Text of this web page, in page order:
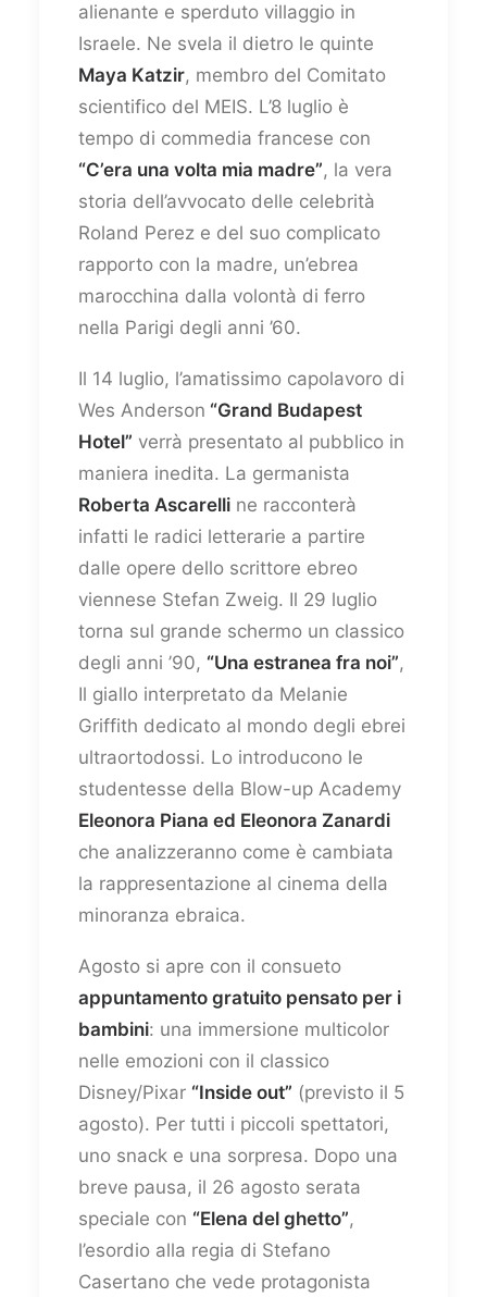
alienante e sperduto villaggio in
Israele. Ne svela il dietro le quinte
Maya Katzir, membro del Comitato
scientifico del MEIS. L’8 luglio è
tempo di commedia francese con
“C’era una volta mia madre”, la vera
storia dell’avvocato delle celebrità
Roland Perez e del suo complicato
rapporto con la madre, un’ebrea
marocchina dalla volontà di ferro
nella Parigi degli anni ’60.
Il 14 luglio, l’amatissimo capolavoro di
Wes Anderson “Grand Budapest
Hotel” verrà presentato al pubblico in
maniera inedita. La germanista
Roberta Ascarelli ne racconterà
infatti le radici letterarie a partire
dalle opere dello scrittore ebreo
viennese Stefan Zweig. Il 29 luglio
torna sul grande schermo un classico
degli anni ’90, “Una estranea fra noi”,
Il giallo interpretato da Melanie
Griffith dedicato al mondo degli ebrei
ultraortodossi. Lo introducono le
studentesse della Blow-up Academy
Eleonora Piana ed Eleonora Zanardi
che analizzeranno come è cambiata
la rappresentazione al cinema della
minoranza ebraica.
Agosto si apre con il consueto
appuntamento gratuito pensato per i
bambini: una immersione multicolor
nelle emozioni con il classico
Disney/Pixar “Inside out” (previsto il 5
agosto). Per tutti i piccoli spettatori,
uno snack e una sorpresa. Dopo una
breve pausa, il 26 agosto serata
speciale con “Elena del ghetto”,
l’esordio alla regia di Stefano
Casertano che vede protagonista